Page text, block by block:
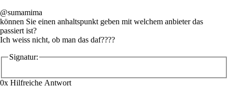
@sumamima
können Sie einen anhaltspunkt geben mit welchem anbieter das
passiert ist?
Ich weiss nicht, ob man das daf????
Signatur:
0x Hilfreiche Antwort